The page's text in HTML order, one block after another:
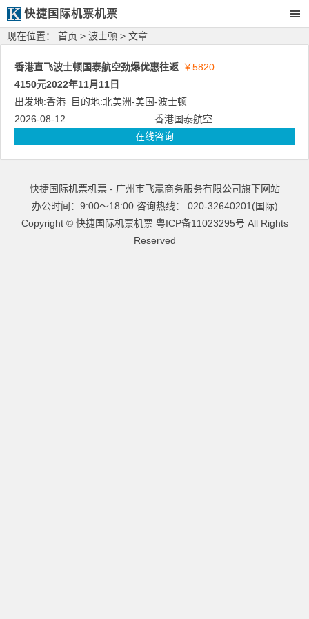
快捷国际机票机票
现在位置： 首页 > 波士顿 > 文章
香港直飞波士顿国泰航空劲爆优惠往返
4150元2022年11月11日
￥5820
出发地:香港 目的地:北美洲-美国-波士顿
2026-08-12
香港国泰航空
在线咨询
快捷国际机票机票 - 广州市飞瀛商务服务有限公司旗下网站
办公时间：9:00～18:00 咨询热线： 020-32640201(国际)
Copyright © 快捷国际机票机票 粤ICP备11023295号 All Rights
Reserved